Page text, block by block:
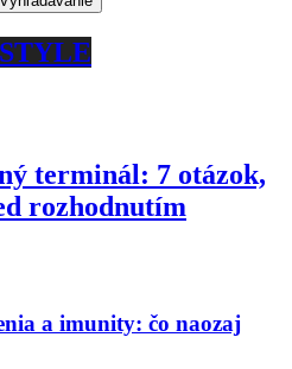
terminál: 7 otázok,
rozhodnutím
a imunity: čo naozaj